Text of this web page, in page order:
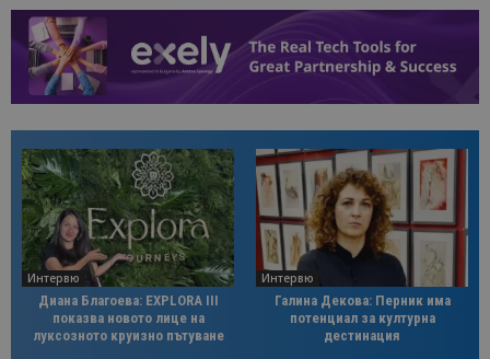
Интервю
Диана Благоева: EXPLORA III
показва новото лице на
луксозното круизно пътуване
Интервю
Галина Декова: Перник има
потенциал за културна
дестинация